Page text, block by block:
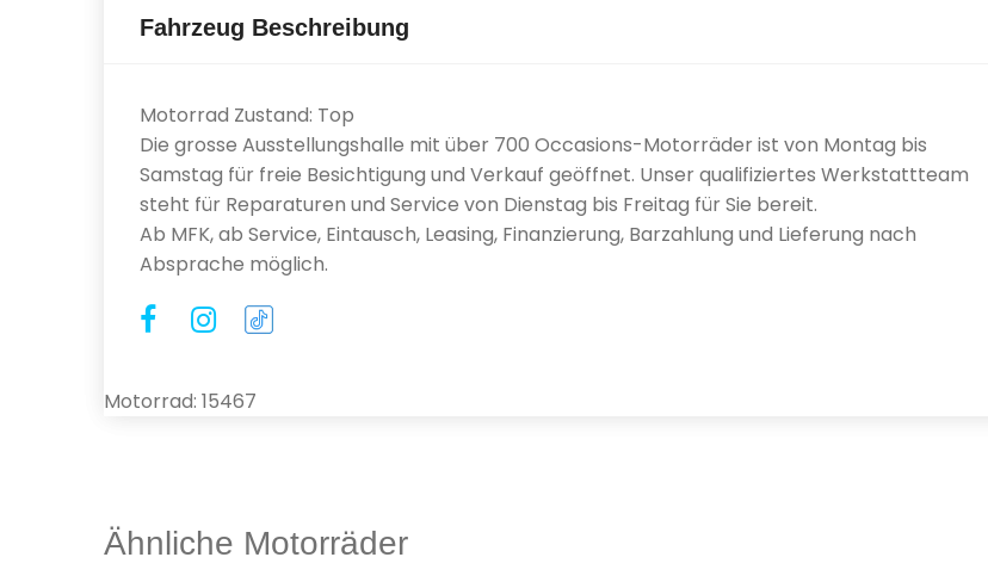
Fahrzeug Beschreibung
Motorrad Zustand: Top
Die grosse Ausstellungshalle mit über 700 Occasions-Motorräder ist von Montag bis
Samstag für freie Besichtigung und Verkauf geöffnet. Unser qualifiziertes Werkstattteam
steht für Reparaturen und Service von Dienstag bis Freitag für Sie bereit.
Ab MFK, ab Service, Eintausch, Leasing, Finanzierung, Barzahlung und Lieferung nach
Absprache möglich.
Motorrad: 15467
Ähnliche Motorräder